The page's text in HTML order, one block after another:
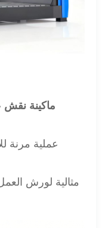
🔹 ماكينة
عملية مرنة
مثالية لورش